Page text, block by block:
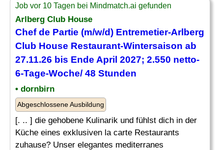
Job vor 10 Tagen bei Mindmatch.ai gefunden
Arlberg Club House
Chefde Partie (m/w/d) Entremetier-Arlberg
Club House Restaurant-Wintersaison ab
27.11.26 bis Ende April 2027; 2.550 netto-
6-Tage-Woche/ 48 Stunden
• dornbirn
Abgeschlossene Ausbildung
[. .. ] die gehobene Kulinarik und fühlst dich in der
Küche eines exklusiven la carte Restaurants
zuhause? Unser elegantes mediterranes